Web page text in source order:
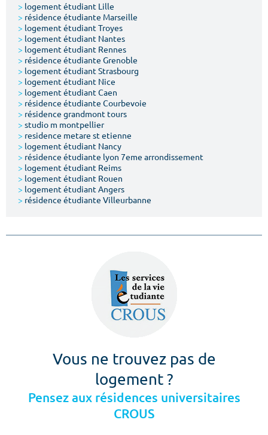
Votre date d'entrée
Chercher
> logement étudiant Lille
> résidence étudiante Marseille
> logement étudiant Troyes
> logement étudiant Nantes
> logement étudiant Rennes
> résidence étudiante Grenoble
> logement étudiant Strasbourg
> logement étudiant Nice
> logement étudiant Caen
> résidence étudiante Courbevoie
> résidence grandmont tours
> studio m montpellier
> residence metare st etienne
> logement étudiant Nancy
> résidence étudiante lyon 7eme arrondissement
> logement étudiant Reims
> logement étudiant Rouen
> logement étudiant Angers
> résidence étudiante Villeurbanne
Vous ne trouvez pas de
logement ?
Pensez aux résidences universitaires
CROUS